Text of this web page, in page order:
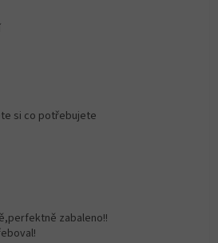
je 5 z 5 hvězdiček.
si co potřebujete
je 5 z 5 hvězdiček.
zabaleno!!